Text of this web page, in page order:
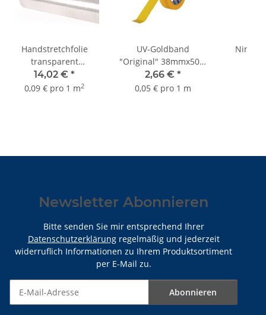
Handstretchfolie
transparent
50cmx300m Typ 17
14,02 € *
0,09 € pro 1 m2
UV-Goldband
"Original" 38mmx50m
bis 3 Monate Sorte
K055
2,66 € *
0,05 € pro 1 m
Ninja
Newsletter Abonnieren
Bitte senden Sie mir entsprechend Ihrer
Datenschutzerklärungregelmäßig und jederzeit
widerruflich Informationen zu Ihrem Produktsortiment
per E-Mail zu.
Abonnieren